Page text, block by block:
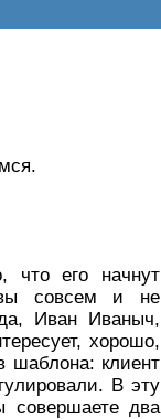
что его начнут
вы совсем и не
Иван Иваныч,
хорошо,
шаблона: клиент
В эту
совершаете два